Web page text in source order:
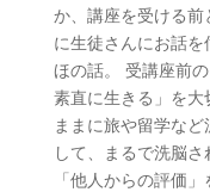
か、講座を受ける
に生徒さんにお話
ほの話。 受講座前
素直に生きる」を大
ままに旅や留学な
して、まるで洗脳さ
「他人からの評価